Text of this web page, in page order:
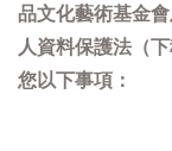
品文化藝術基金
人資料保護法（
您以下事項：